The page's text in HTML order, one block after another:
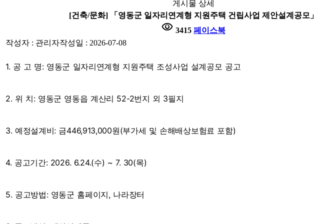
게시물 상세
[건축/문화] 「영동군 일자리연계형 지원주택 건립사업 제안설계공모」
visibility 3415 페이스북
작성자 : 관리자작성일 : 2026-07-08
1. 공 고 명: 영동군 일자리연계형 지원주택 조성사업 설계공모 공고
2. 위 치: 영동군 영동읍 계산리 52-2번지 외 3필지
3. 예정설계비: 금446,913,000원(부가세 및 손해배상보험료 포함)
4. 공고기간: 2026. 6.24.(수) ~ 7. 30(목)
5. 공고방법: 영동군 홈페이지, 나라장터